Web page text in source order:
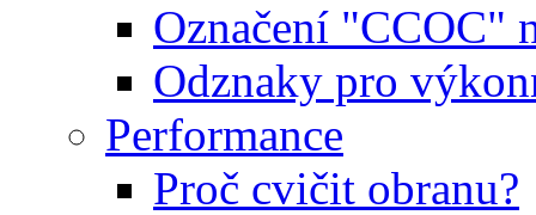
Označení "CCOC"
Odznaky pro
Performance
Proč cvičit obranu?